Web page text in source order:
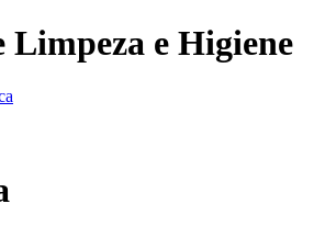
e Higiene